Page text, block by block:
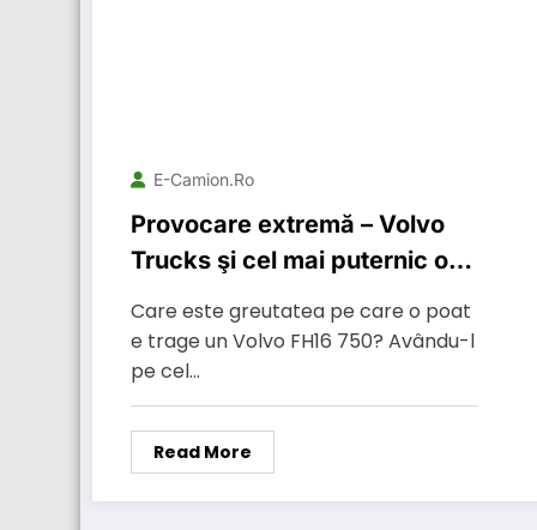
E-Camion.ro
Provocare extremă – Volvo
Trucks şi cel mai puternic om
Care este greutatea pe care o poat
e trage un Volvo FH16 750? Avându-l
pe cel…
Read More